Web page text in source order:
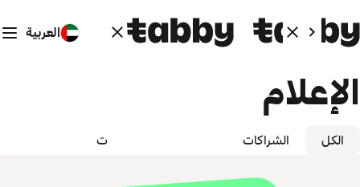
العربية
الإعلام
الكل الشراكات المنتجات